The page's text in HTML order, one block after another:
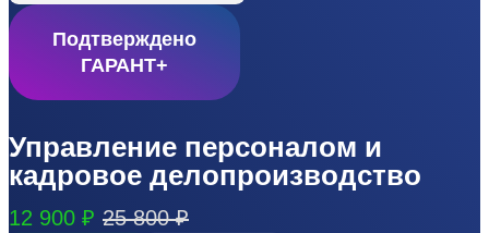
Управление персоналом и
кадровое делопроизводство
12 900 ₽ 25 800 ₽
Подтверждено
ГАРАНТ+